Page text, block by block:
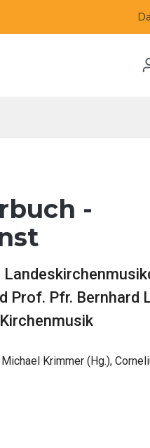
-
Prof. Pfr. Bernhard
Krimmer (Hg.),